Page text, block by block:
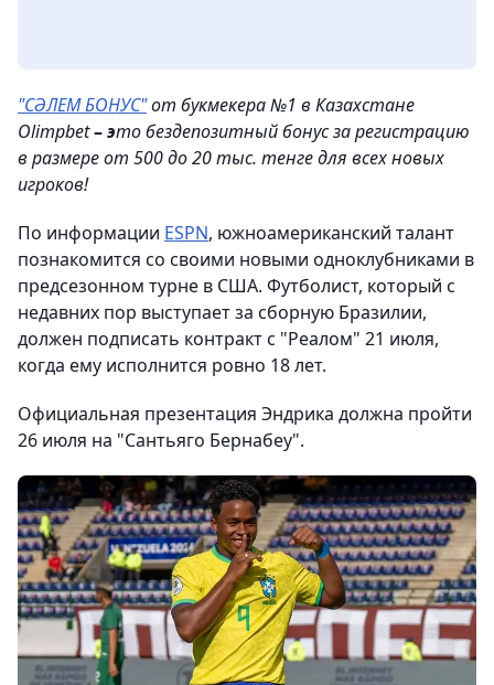
"СӘЛЕМ БОНУС"от букмекера №1 в Казахстане
Olimpbet–это бездепозитный бонус за регистрацию
в размере от 500 до 20 тыс. тенге для всех новых
игроков!
По информации ESPN, южноамериканский талант
познакомится со своими новыми одноклубниками в
предсезонном турне в США. Футболист, который с
недавних пор выступает за сборную Бразилии,
должен подписать контракт с "Реалом" 21 июля,
когда ему исполнится ровно 18 лет.
Официальная презентация Эндрика должна пройти
26 июля на "Сантьяго Бернабеу".